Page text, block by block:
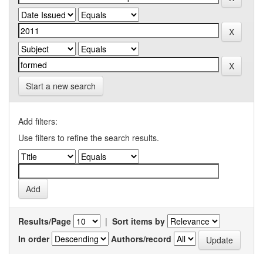
Start a new search
Add filters:
Use filters to refine the search results.
Results/Page | Sort items by
In order
Authors/record